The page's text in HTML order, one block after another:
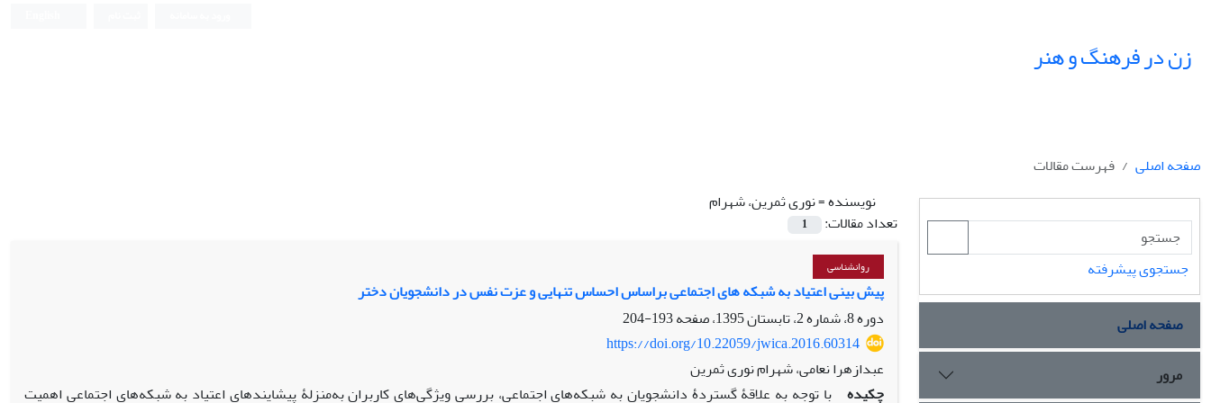
زن در فرهنگ و هنر
صفحه اصلی
فهرست مقالات
نویسنده =نوری ثمرین، شهرام
تعداد مقالات:
1
روانشناسی
پیش بینی اعتیاد به شبکه های اجتماعی براساس احساس تنهایی و عزت نفس در دانشجویان دختر
دوره 8، شماره 2، تابستان 1395، صفحه
193-204
https://doi.org/10.22059/jwica.2016.60314
عبدازهرا نعامی، شهرام نوری ثمرین
چکیده با توجه به علاقۀ گستردۀ دانشجویان به شبکه‌های اجتماعی، بررسی ویژگی‌های کاربران به‌منزلۀ پیشایندهای اعتیاد به شبکه‌های اجتماعی اهمیت
جستجوی پیشرفته
صفحه اصلی
مرور